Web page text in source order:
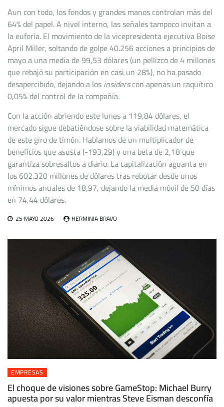
Aun con todo, los fondos y grandes manos controlan más del
64% del papel. A nivel interno, las señales tampoco invitan a
la euforia. El movimiento de la vicepresidenta ejecutiva Boise
April Miller, soltando de golpe 40.256 acciones a principios de
mayo a una media de 99,53 dólares (un pellizco de 4 millones
que rebajó su participación en casi un 28%), no ha pasado
desapercibido, dejando a losinsiderscon apenas un raquítico
0,05% del control de la compañía.
Con la acción abriendo este lunes a 119,84 dólares, el
mercado sigue debatiéndose sobre la viabilidad matemática
de este giro de timón. Hablamos de un multiplicador de
beneficios que asusta (-193,29) y una beta de 2,18 que
garantiza sobresaltos a diario. La capitalización aguanta en
los 602.320 millones de dólares tras rebotar desde unos
mínimos anuales de 18,97, dejando la media móvil de 50 días
en 74,44 dólares.
25 MAYO 2026 HERMINIA BRAVO
EMPRESAS
El choque de visiones sobre GameStop: Michael Burry
apuesta por su valor mientras Steve Eisman desconfía